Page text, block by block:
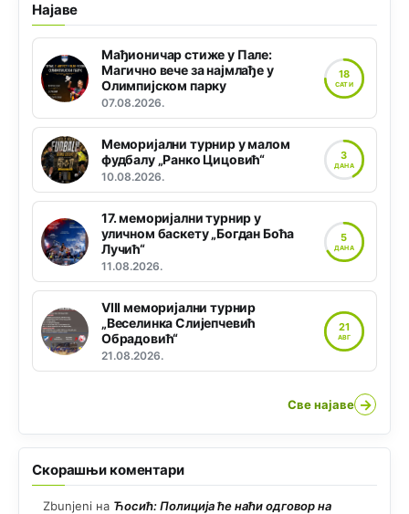
Најаве
Мађионичар стиже у Пале:
Магично вече за најмлађе у
Олимпијском парку
07.08.2026.
18
САТИ
Меморијални турнир у малом
фудбалу „Ранко Цицовић“
10.08.2026.
3
ДАНА
17. меморијални турнир у
уличном баскету „Богдан Боћа
Лучић“
11.08.2026.
5
ДАНА
VIII меморијални турнир
„Веселинка Слијепчевић
Обрадовић“
21.08.2026.
21
АВГ
Све најаве →
Скорашњи коментари
Zbunjeni на Ћосић: Полиција ће наћи одговор на